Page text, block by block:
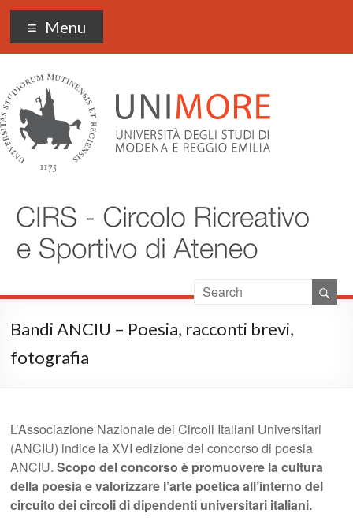
CIRS UNIMORE
Menu
Bandi ANCIU – Poesia, racconti brevi,
fotografia
L’Associazione Nazionale dei Circoli Italiani Universitari
(ANCIU) indice la XVI edizione del concorso di poesia
ANCIU.Scopo del concorso è promuovere la cultura
della poesia e valorizzare l’arte poetica all’interno del
circuito dei circoli di dipendenti universitari italiani.